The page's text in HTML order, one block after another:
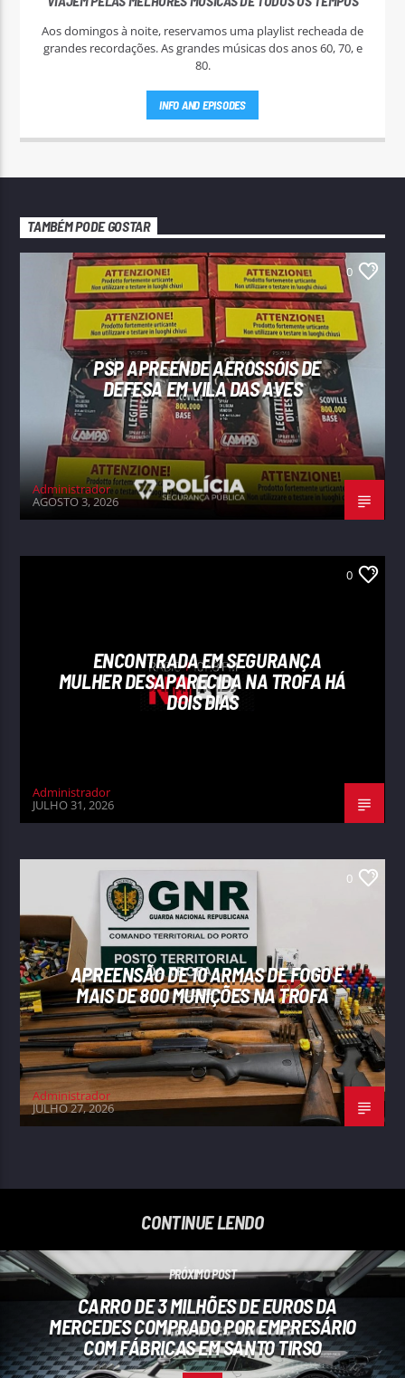
Aos domingos à noite, reservamos uma playlist recheada de
grandes recordações. As grandes músicas dos anos 60, 70, e
80.
INFO AND EPISODES
TAMBÉM PODE GOSTAR
0
PSP APREENDE AEROSSÓIS DE
DEFESA EM VILA DAS AVES
Administrador
AGOSTO 3, 2026
0
ENCONTRADA EM SEGURANÇA
MULHER DESAPARECIDA NA TROFA HÁ
DOIS DIAS
Administrador
JULHO 31, 2026
0
APREENSÃO DE 10 ARMAS DE FOGO E
MAIS DE 800 MUNIÇÕES NA TROFA
Administrador
JULHO 27, 2026
CONTINUE LENDO
PRÓXIMO POST
CARRO DE 3 MILHÕES DE EUROS DA
MERCEDES COMPRADO POR EMPRESÁRIO
COM FÁBRICAS EM SANTO TIRSO